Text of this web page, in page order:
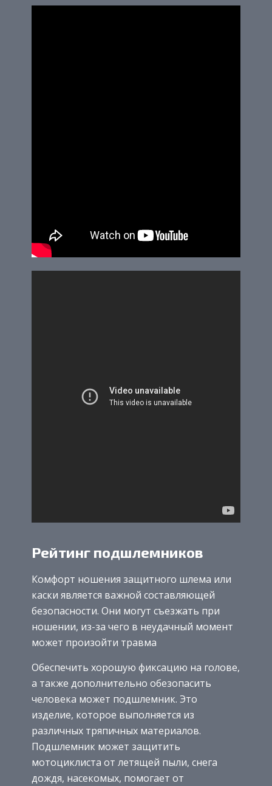
Рейтинг подшлемников
Комфорт ношения защитного шлема или
каски является важной составляющей
безопасности. Они могут съезжать при
ношении, из-за чего в неудачный момент
может произойти травма
Обеспечить хорошую фиксацию на голове,
а также дополнительно обезопасить
человека может подшлемник. Это
изделие, которое выполняется из
различных тряпичных материалов.
Подшлемник может защитить
мотоциклиста от летящей пыли, снега
дождя, насекомых, помогает от